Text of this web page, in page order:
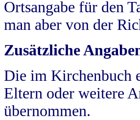
Ortsangabe für den
man aber von der
Zusätzliche
Die im Kirchenbuch
Eltern oder weitere
übernommen.